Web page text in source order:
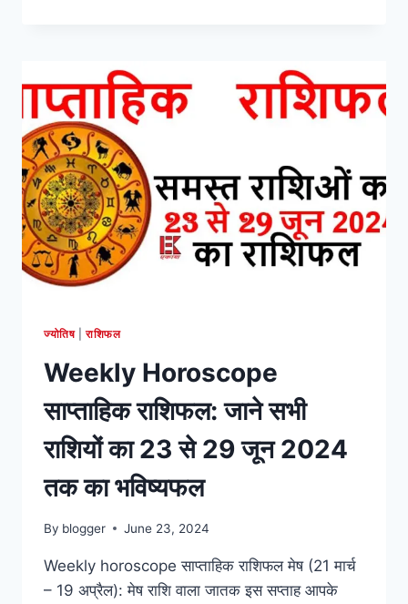
सभी
राशियों
का
7
से
13
जुलाई
2024
तक
का
भविष्यफल
ज्योतिष|राशिफल
Weekly Horoscope
साप्ताहिक राशिफल: जाने सभी
राशियों का 23 से 29 जून 2024
तक का भविष्यफल
By blogger June 23, 2024
Weekly horoscope साप्ताहिक राशिफल मेष (21 मार्च
– 19 अप्रैल): मेष राशि वाला जातक इस सप्ताह आपके